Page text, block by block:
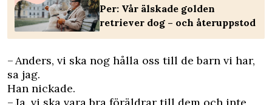
Per: Vår älskade golden
retriever dog – och återuppstod
– Anders, vi ska nog hålla oss till de barn vi har,
sa jag.
Han nickade.